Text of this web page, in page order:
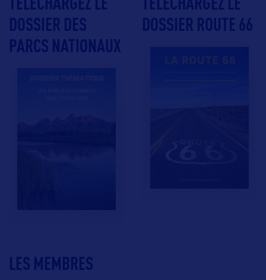
LES MEMBRES
DOSSIER DES
PARCS NATIONAUX
DOSSIER ROUTE 66